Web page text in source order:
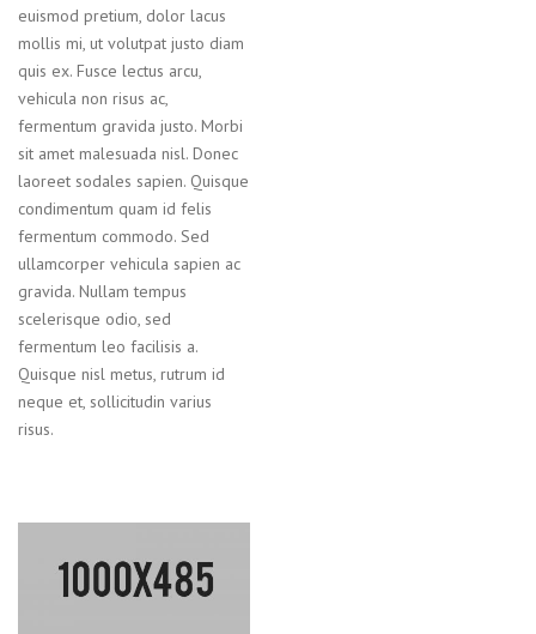
euismod pretium, dolor lacus
mollis mi, ut volutpat justo diam
quis ex. Fusce lectus arcu,
vehicula non risus ac,
fermentum gravida justo. Morbi
sit amet malesuada nisl. Donec
laoreet sodales sapien. Quisque
condimentum quam id felis
fermentum commodo. Sed
ullamcorper vehicula sapien ac
gravida. Nullam tempus
scelerisque odio, sed
fermentum leo facilisis a.
Quisque nisl metus, rutrum id
neque et, sollicitudin varius
risus.